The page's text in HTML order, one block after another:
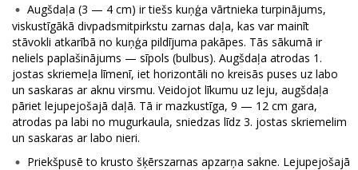
Augšdaļa (3 — 4 cm) ir tiešs kuņģa vārtnieka turpinājums,
viskustīgākā divpadsmitpirkstu zarnas daļa, kas var mainīt
stāvokli atkarībā no kuņģa pildījuma pakāpes. Tās sākumā ir
neliels paplašinājums — sīpols (bulbus). Augšdaļa atrodas 1.
jostas skriemeļa līmenī, iet horizontāli no kreisās puses uz labo
un saskaras ar aknu virsmu. Veidojot līkumu uz leju, augšdaļa
pāriet lejupejošajā daļā. Tā ir mazkustīga, 9 — 12 cm gara,
atrodas pa labi no mugurkaula, sniedzas līdz 3. jostas skriemelim
un saskaras ar labo nieri.
Priekšpusē to krusto šķērszarnas apzarņa sakne. Lejupejošajā